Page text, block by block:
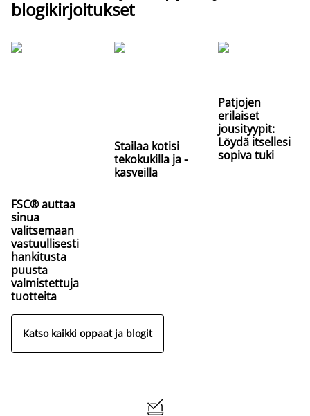
blogikirjoitukset
FSC® auttaa
sinua
valitsemaan
vastuullisesti
hankitusta
puusta
valmistettuja
tuotteita
Stailaa kotisi
tekokukilla ja -
kasveilla
Patjojen
erilaiset
jousityypit:
Löydä itsellesi
sopiva tuki
Katso kaikki oppaat ja blogit
